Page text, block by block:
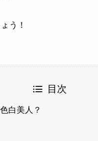
う！
目次
白美人？